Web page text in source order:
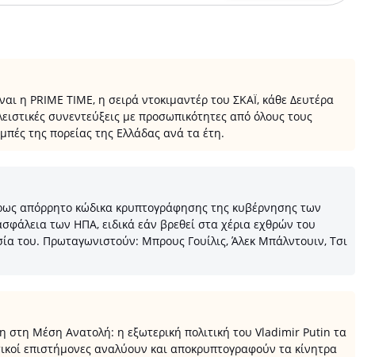
η PRIME TIME, η σειρά ντοκιμαντέρ του ΣΚΑΪ, κάθε Δευτέρα
συνεντεύξεις με προσωπικότητες από όλους τους
της πορείας της Ελλάδας ανά τα έτη.
απόρρητο κώδικα κρυπτογράφησης της κυβέρνησης των
των ΗΠΑ, ειδικά εάν βρεθεί στα χέρια εχθρών του
του. Πρωταγωνιστούν: Μπρους Γουίλις, Άλεκ Μπάλντουιν, Τσι
στη Μέση Ανατολή: η εξωτερική πολιτική του Vladimir Putin τα
επιστήμονες αναλύουν και αποκρυπτογραφούν τα κίνητρα